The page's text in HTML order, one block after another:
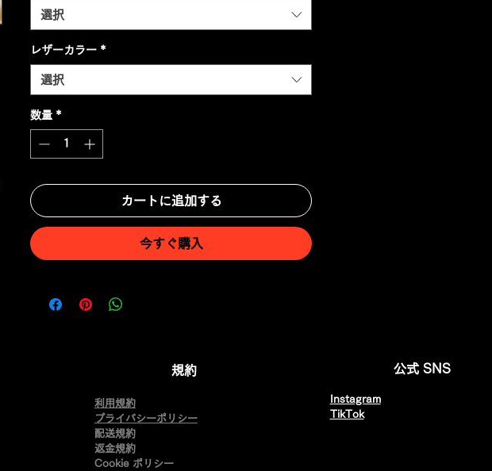
選択
レザーカラー *
選択
数量 *
カートに追加する
今すぐ購入
規約 公式 SNS
利用規約
​プライバシーポリシー
配送規約
返金規約
Cookie ポリシー
Instagram
​TikTok